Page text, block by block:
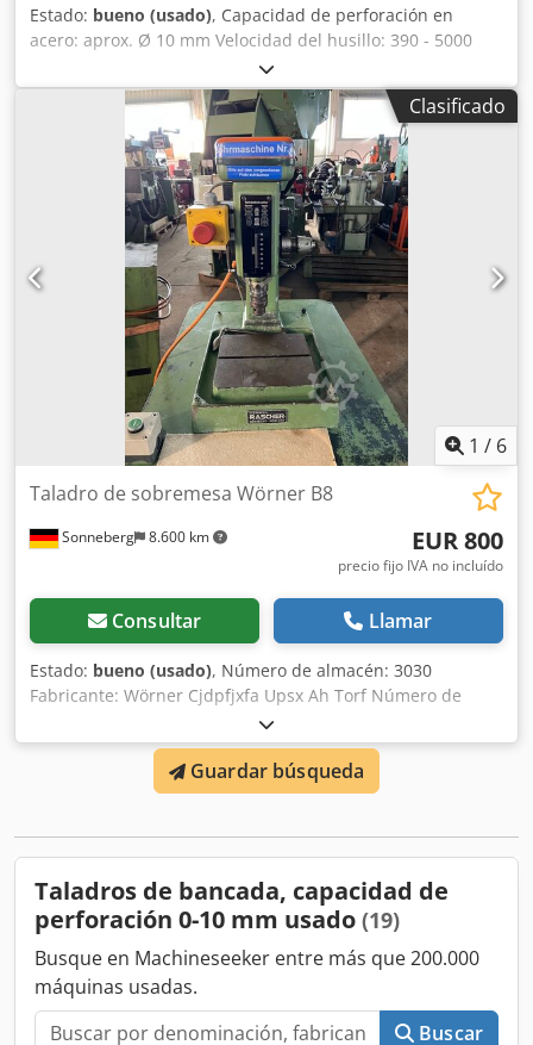
Estado: bueno (usado), Capacidad de perforación en
acero: aprox. Ø 10 mm Velocidad del husillo: 390 - 5000
rpm / 8 pasos Proyección: 180 mm Portaherramientas: MK
2 Carrera de la caña: 70 mm Superficie de sujeción de la
mesa: 240 x 220 mm Cjdsrypb Sopfx Ah Tsrf Peso: aprox.
80 kg Dimensiones An x Pr x Al: aprox. 400 x 500 x 800 mm
Clasificado
1 / 6
Sonneberg 8.600 km
Taladro de sobremesa Wörner B8
EUR 800
precio fijo IVA no incluído
Consultar Llamar
Estado: bueno (usado), Número de almacén: 3030
Fabricante: Wörner Cjdpfjxfa Upsx Ah Torf Número de
máquina: 26207 Tipo / Modelo: B8 Capacidad de
perforación: hasta 10 mm Portahusillo: Mandril Rango de
velocidad: 780 a 10.000 rpm Carrera: 70 mm Distancia a la
columna: mm Superficie de la mesa: 240 x 220 mm Ajuste
mesa: 600 x 800 x 1.200 mm Superficie de trabajo de la
mesa: 560 x 720 mm
Guardar búsqueda
Taladros de bancada, capacidad de
perforación 0-10 mm usado (19)
Busque en Machineseeker entre más que 200.000
máquinas usadas.
Buscar